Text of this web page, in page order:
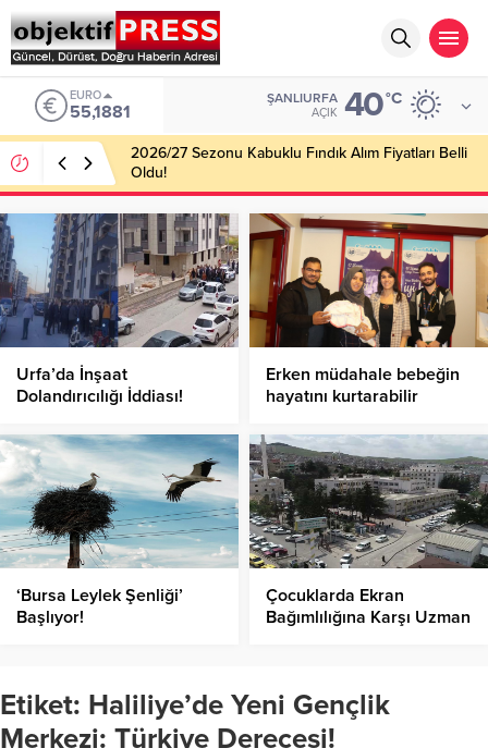
EURO
55,1881
ŞANLIURFA
AÇIK 40°C
2026/27 Sezonu Kabuklu Fındık Alım Fiyatları Belli
Oldu!
Urfa’da İnşaat
Dolandırıcılığı İddiası!
Erken müdahale bebeğin
hayatını kurtarabilir
‘Bursa Leylek Şenliği’
Başlıyor!
Çocuklarda Ekran
Bağımlılığına Karşı Uzman
Etiket: Haliliye’de Yeni Gençlik
Merkezi: Türkiye Derecesi!